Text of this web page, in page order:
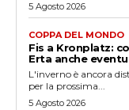
5 Agosto 2026
COPPA DEL MONDO
Fis a Kronplatz:
Erta anche
L'inverno è ancora
per la prossima...
5 Agosto 2026